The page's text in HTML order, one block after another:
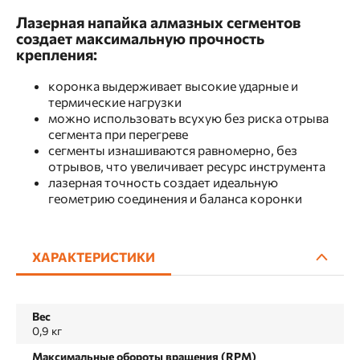
Лазерная напайка алмазных сегментов
создает максимальную прочность
крепления:
коронка выдерживает высокие ударные и
термические нагрузки
можно использовать всухую без риска отрыва
сегмента при перегреве
сегменты изнашиваются равномерно, без
отрывов, что увеличивает ресурс инструмента
лазерная точность создает идеальную
геометрию соединения и баланса коронки
ХАРАКТЕРИСТИКИ
Вес
0,9 кг
Максимальные обороты вращения (RPM)